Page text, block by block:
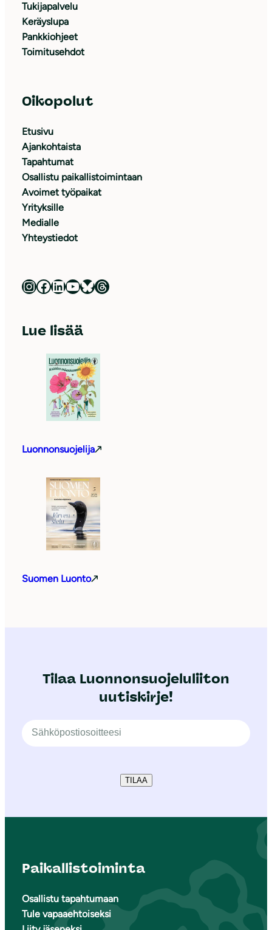
Tukijapalvelu
Keräyslupa
Pankkiohjeet
Toimitusehdot
Oikopolut
Etusivu
Ajankohtaista
Tapahtumat
Osallistu paikallistoimintaan
Avoimet työpaikat
Yrityksille
Medialle
Yhteystiedot
Luonnonsuojeluliitto Instagramissa Luonnonsuojeluliitto Facebookissa Luonnonsuojeluliitto LinkedInissä Luonnonsuojeluliiton YouTube-kanava Luonnonsuojeluliitto Blueskyssa Luonnonsuojeluliitto Threadsissa
Lue lisää
Luonnonsuojelija
Suomen Luonto
Tilaa Luonnonsuojeluliiton
uutiskirje!
TILAA
Paikallistoiminta
Osallistu tapahtumaan
Tule vapaaehtoiseksi